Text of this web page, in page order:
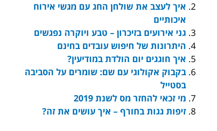
איך לעצב את שולחן החג עם מגשי אירוח
איכותיים
גני אירועים בזיכרון – טבע ויוקרה נפגשים
היתרונות של חיפוש עובדים בחינם
איך חוגגים יום הולדת במודיעין?
בקבוק אקולוגי עם שם: שומרים על הסביבה
בסטייל
מי זכאי להחזר מס לשנת 2019
זיפות גגות בחורף – איך עושים את זה?